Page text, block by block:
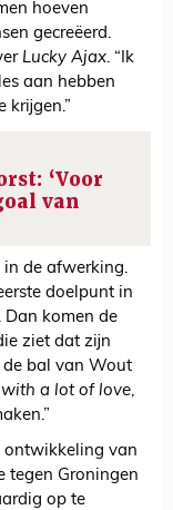
hoeven
gecreëerd.
Lucky Ajax. “Ik
aan hebben
krijgen.”
‘Voor
van
in de afwerking.
doelpunt in
Dan komen de
ziet dat zijn
de bal van Wout
with a lot of love,
ontwikkeling van
tegen Groningen
op te